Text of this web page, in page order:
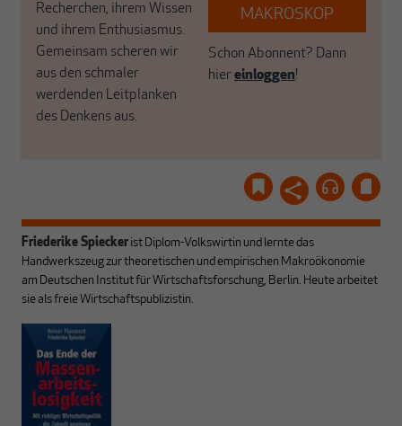
Recherchen, ihrem Wissen
und ihrem Enthusiasmus.
Gemeinsam scheren wir
aus den schmaler
werdenden Leitplanken
des Denkens aus.
MAKROSKOP
Schon Abonnent? Dann
hiereinloggen!
Friederike Spiecker ist Diplom-Volkswirtin und lernte das
Handwerkszeug zur theoretischen und empirischen Makroökonomie
am Deutschen Institut für Wirtschaftsforschung, Berlin. Heute arbeitet
sie als freie Wirtschaftspublizistin.